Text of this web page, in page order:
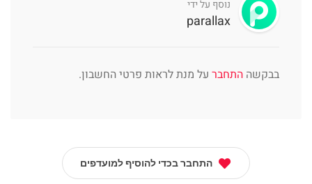
נוסף על ידי
parallax
בבקשה התחבר על מנת לראות פרטי החשבון.
התחבר בכדי להוסיף למועדפים